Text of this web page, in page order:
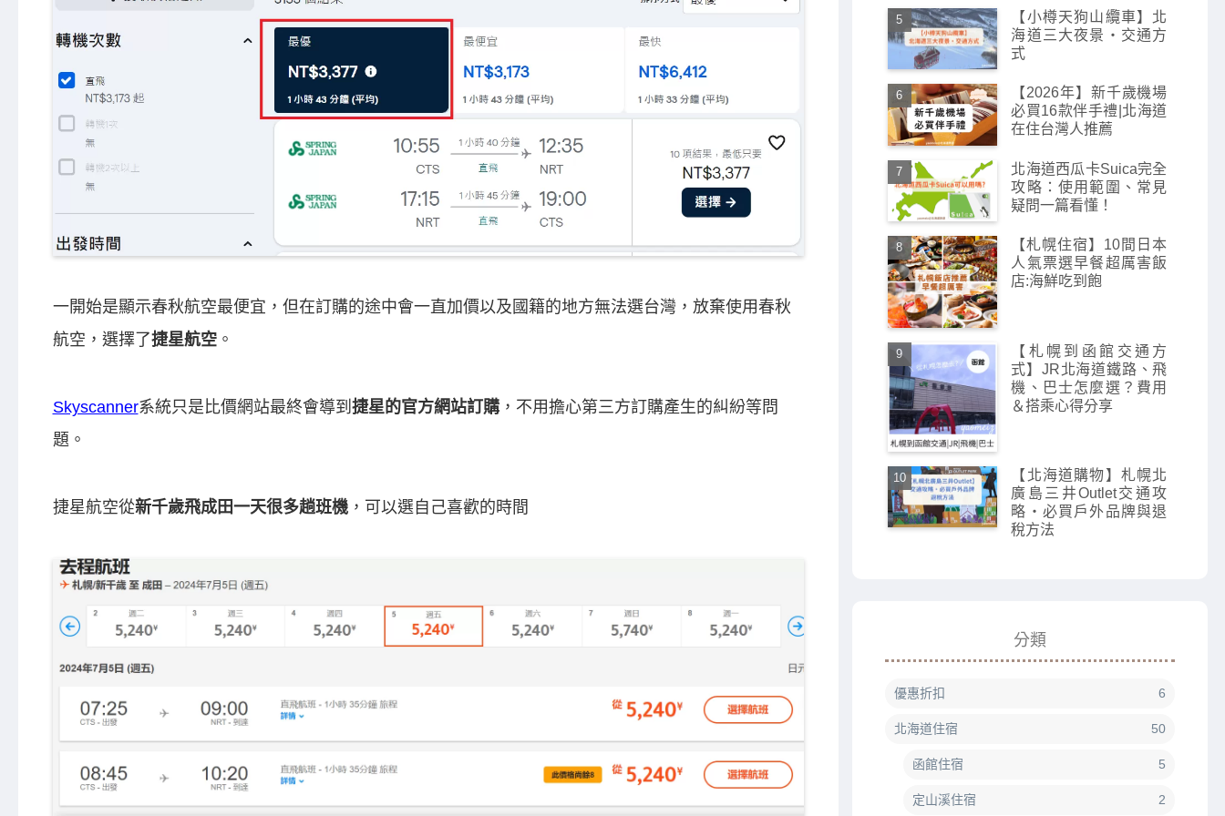
一開始是顯示春秋航空最便宜，但在訂購的途中會一直加價以及國籍的地方無法選台灣，放棄使用春秋
航空，選擇了捷星航空。
Skyscanner系統只是比價網站最終會導到 捷星的官方網站訂購，不用擔心第三方訂購產生的糾紛等問
題。
捷星航空從新千歲飛成田一天很多趟班機，可以選自己喜歡的時間
【小樽天狗山纜車】北
海道三大夜景・交通方
式
【2026年】新千歲機場
必買16款伴手禮|北海道
在住台灣人推薦
北海道西瓜卡Suica完全
攻略：使用範圍、常見
疑問一篇看懂！
【札幌住宿】10間日本
人氣票選早餐超厲害飯
店:海鮮吃到飽
【札幌到函館交通方
式】JR北海道鐵路、飛
機、巴士怎麼選？費用
＆搭乘心得分享
【北海道購物】札幌北
廣島三井Outlet交通攻
略・必買戶外品牌與退
稅方法
分類
優惠折扣 6
北海道住宿 50
函館住宿 5
定山溪住宿 2